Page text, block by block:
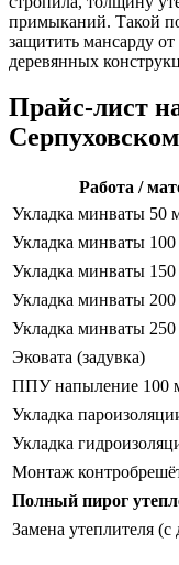
примыканий. Такой
защитить мансарду
деревянных
Прайс-лист
Работа /
Укладка минваты 50
Укладка минваты
Укладка минваты
Укладка минваты
Укладка минваты
Эковата (задувка)
ППУ напыление 100
Укладка
Укладка
Монтаж
Полный пирог
Замена утеплителя